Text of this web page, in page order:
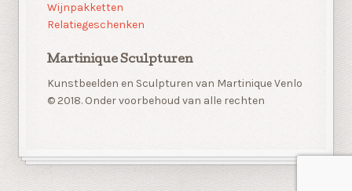
Wijnpakketten
Relatiegeschenken
Martinique Sculpturen
Kunstbeelden en Sculpturen van Martinique Venlo
© 2018. Onder voorbehoud van alle rechten